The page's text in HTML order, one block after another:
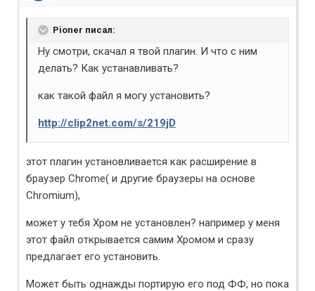
Pioner писал:
Ну смотри, скачал я твой плагин. И что с ним
делать? Как устанавливать?
как такой файл я могу установить?
http://clip2net.com/s/219jD
этот плагин установливается как расширение в
браузер Chrome( и другие браузеры на основе
Chromium),
может у тебя Хром не установлен? например у меня
этот файл открывается самим Хромом и сразу
предлагает его установить.
Может быть однажды портирую его под ФФ, но пока